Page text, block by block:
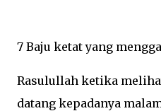
7 Baju ketat yang
Rasulullah ketika
datang kepadanya